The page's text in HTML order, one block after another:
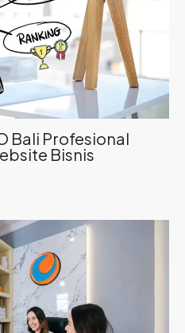
Bali Profesional
Bisnis